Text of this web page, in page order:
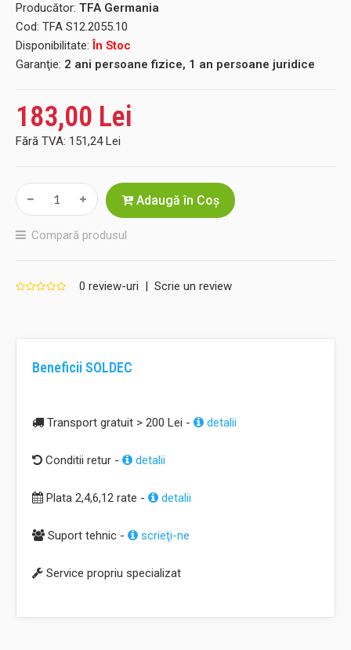
Producător: TFA Germania
Cod: TFA S12.2055.10
Disponibilitate: În Stoc
Garanţie: 2 ani persoane fizice, 1 an persoane juridice
183,00 Lei
Fără TVA: 151,24 Lei
Adaugă în Coş
Compară produsul
0 review-uri | Scrie un review
Beneficii SOLDEC
Transport gratuit > 200 Lei - detalii
Conditii retur - detalii
Plata 2,4,6,12 rate - detalii
Suport tehnic - scrieţi-ne
Service propriu specializat